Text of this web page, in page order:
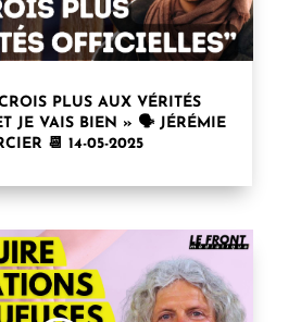
PLUS AUX VÉRITÉS
JE VAIS BIEN » 🗣 JÉRÉMIE
📆 14-05-2025